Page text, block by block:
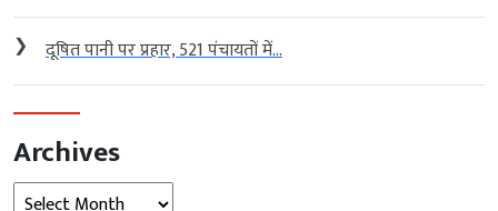
❯ दूषित पानी पर प्रहार, 521 पंचायतों में...
Archives
Archives